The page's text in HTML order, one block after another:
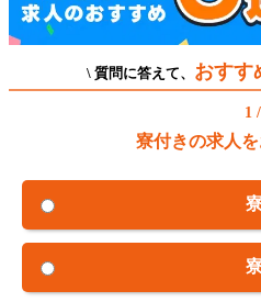
\ 質問に答えて、 おすす
1
寮付きの求人